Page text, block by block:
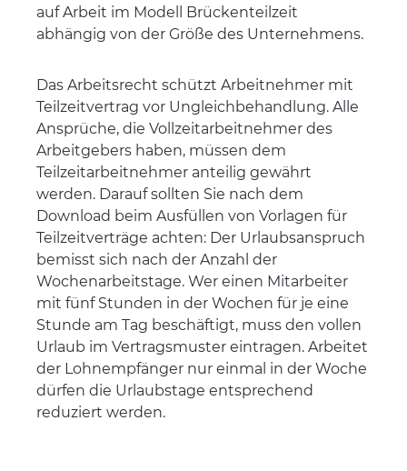
auf Arbeit im Modell Brückenteilzeit
abhängig von der Größe des Unternehmens.
Das Arbeitsrecht schützt Arbeitnehmer mit
Teilzeitvertrag vor Ungleichbehandlung. Alle
Ansprüche, die Vollzeitarbeitnehmer des
Arbeitgebers haben, müssen dem
Teilzeitarbeitnehmer anteilig gewährt
werden. Darauf sollten Sie nach dem
Download beim Ausfüllen von Vorlagen für
Teilzeitverträge achten: Der Urlaubsanspruch
bemisst sich nach der Anzahl der
Wochenarbeitstage. Wer einen Mitarbeiter
mit fünf Stunden in der Wochen für je eine
Stunde am Tag beschäftigt, muss den vollen
Urlaub im Vertragsmuster eintragen. Arbeitet
der Lohnempfänger nur einmal in der Woche
dürfen die Urlaubstage entsprechend
reduziert werden.